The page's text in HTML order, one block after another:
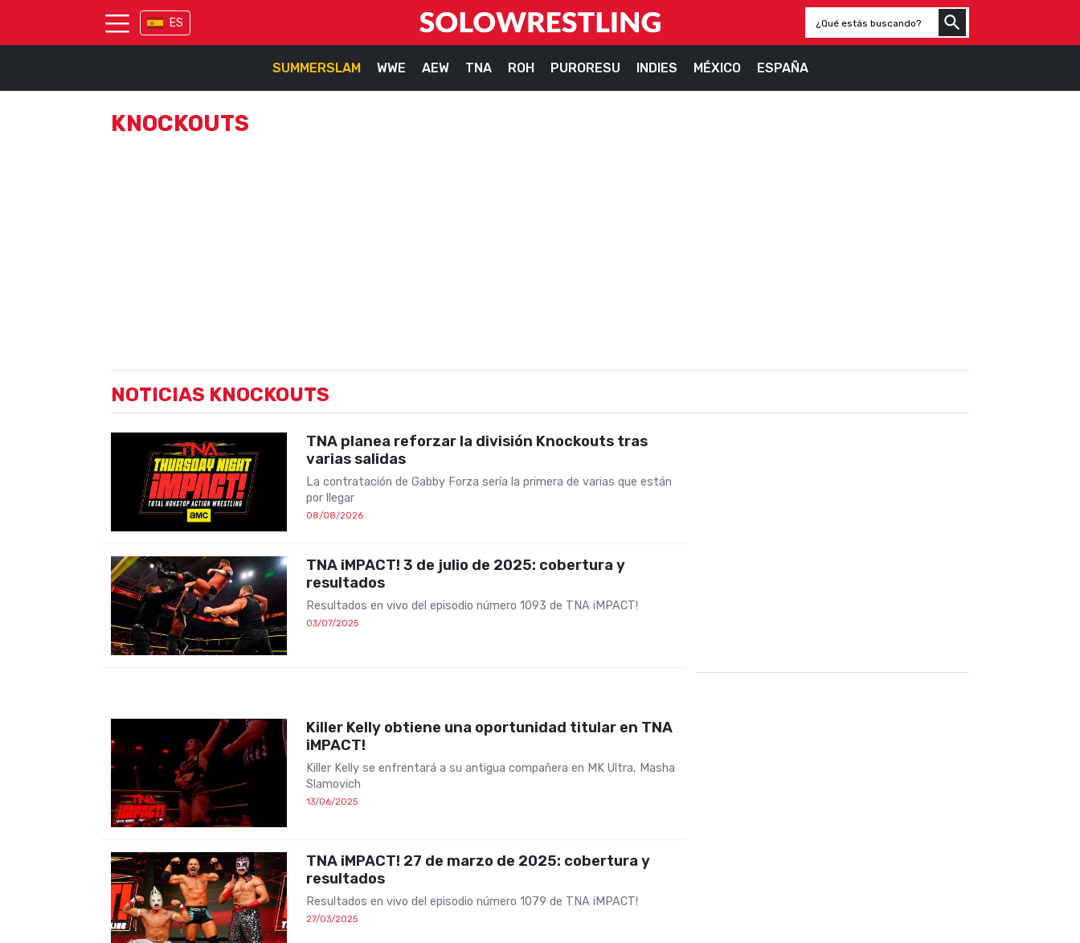
ES
SUMMERSLAM WWE AEW TNA ROH PURORESU INDIES MÉXICO ESPAÑA
KNOCKOUTS
NOTICIAS KNOCKOUTS
TNA planea reforzar la división Knockouts tras
varias salidas
La contratación de Gabby Forza sería la primera de varias que están
por llegar
08/08/2026
TNA iMPACT! 3 de julio de 2025: cobertura y
resultados
Resultados en vivo del episodio número 1093 de TNA iMPACT!
03/07/2025
Killer Kelly obtiene una oportunidad titular en TNA
iMPACT!
Killer Kelly se enfrentará a su antigua compañera en MK Ultra, Masha
Slamovich
13/06/2025
TNA iMPACT! 27 de marzo de 2025: cobertura y
resultados
Resultados en vivo del episodio número 1079 de TNA iMPACT!
27/03/2025